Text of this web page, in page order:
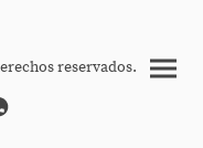
reservados.